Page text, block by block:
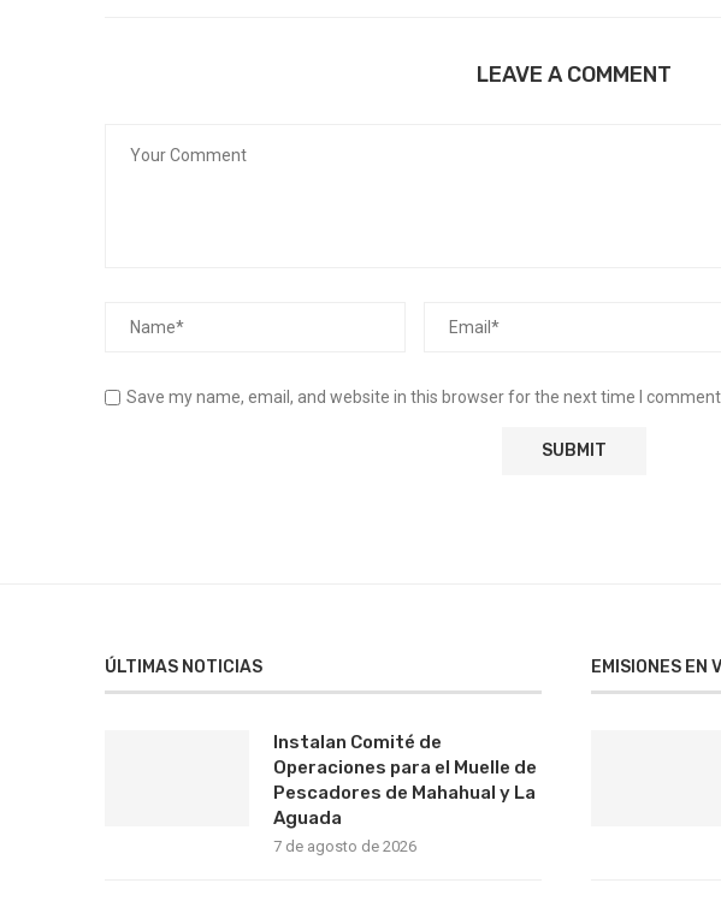
LEAVE A COMMENT
Save my name, email, and website in this browser for the next time I comment.
ÚLTIMAS NOTICIAS
Instalan Comité de
Operaciones para el Muelle de
Pescadores de Mahahual y La
Aguada
7 de agosto de 2026
EMISIONES EN